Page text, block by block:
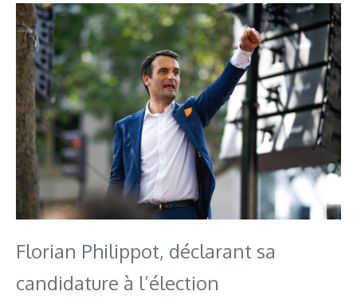
Florian Philippot, déclarant sa
candidature à l’élection